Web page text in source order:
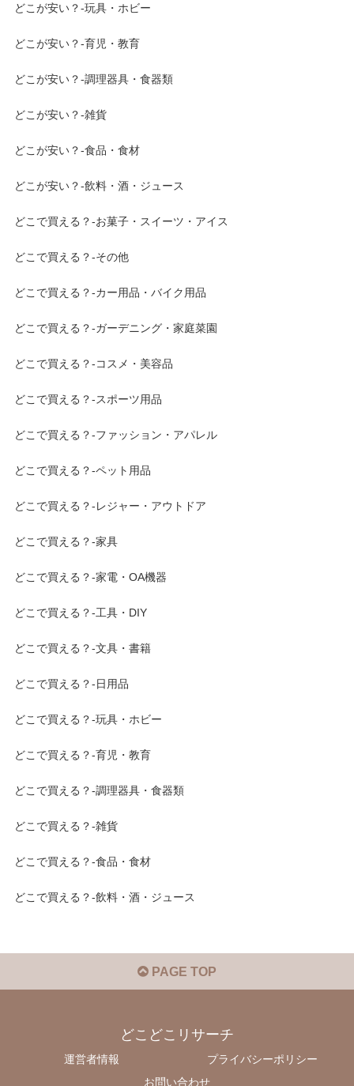
どこが安い？-玩具・ホビー
どこが安い？-育児・教育
どこが安い？-調理器具・食器類
どこが安い？-雑貨
どこが安い？-食品・食材
どこが安い？-飲料・酒・ジュース
どこで買える？-お菓子・スイーツ・アイス
どこで買える？-その他
どこで買える？-カー用品・バイク用品
どこで買える？-ガーデニング・家庭菜園
どこで買える？-コスメ・美容品
どこで買える？-スポーツ用品
どこで買える？-ファッション・アパレル
どこで買える？-ペット用品
どこで買える？-レジャー・アウトドア
どこで買える？-家具
どこで買える？-家電・OA機器
どこで買える？-工具・DIY
どこで買える？-文具・書籍
どこで買える？-日用品
どこで買える？-玩具・ホビー
どこで買える？-育児・教育
どこで買える？-調理器具・食器類
どこで買える？-雑貨
どこで買える？-食品・食材
どこで買える？-飲料・酒・ジュース
PAGE TOP
どこどこリサーチ
運営者情報
プライバシーポリシー
お問い合わせ